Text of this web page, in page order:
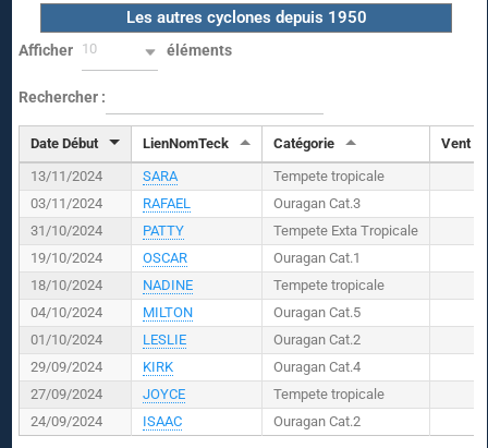
Les autres cyclones depuis 1950
Afficher 10 éléments
Rechercher :
Date Début LienNomTeck Catégorie Vent (
13/11/2024
SARA
Tempete tropicale
03/11/2024
RAFAEL
Ouragan Cat.3
31/10/2024
PATTY
Tempete Exta Tropicale
19/10/2024
OSCAR
Ouragan Cat.1
18/10/2024
NADINE
Tempete tropicale
04/10/2024
MILTON
Ouragan Cat.5
01/10/2024
LESLIE
Ouragan Cat.2
29/09/2024
KIRK
Ouragan Cat.4
27/09/2024
JOYCE
Tempete tropicale
24/09/2024
ISAAC Ouragan Cat.2